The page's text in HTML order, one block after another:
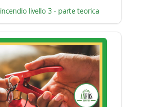
livello 3 - parte teorica